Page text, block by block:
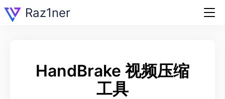
Raz1ner
HandBrake 视频压缩
工具